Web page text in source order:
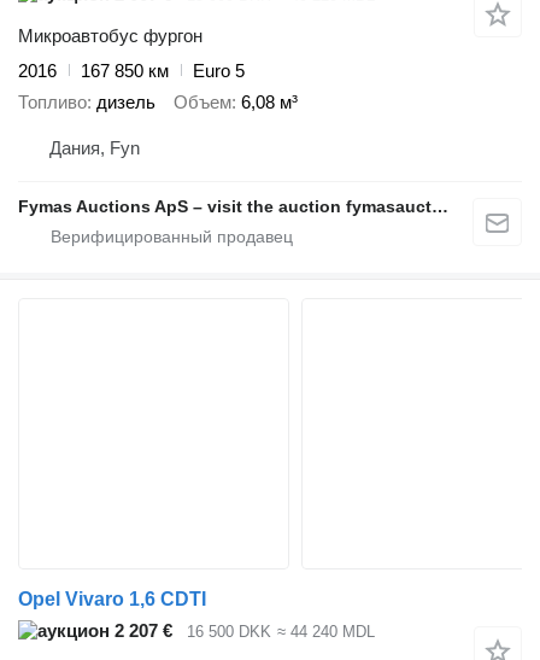
Микроавтобус фургон
2016
167 850 км
Euro 5
Топливо дизель Объем 6,08 м³
Дания, Fyn
Fymas Auctions ApS – visit the auction fymasauctions.dk
Opel Vivaro 1,6 CDTI
2 207 €
16 500 DKK ≈ 44 240 MDL